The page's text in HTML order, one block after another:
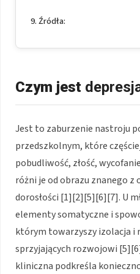
Źródła:
Czym jest
Jest to zaburzenie nastroju
przedszkolnym, które
pobudliwość, złość,
różni je od obrazu znanego z
dorosłości [1][2][5][6][7]. U
elementy somatyczne i
którym towarzyszy izolacja i
sprzyjających rozwojowi
kliniczna podkreśla